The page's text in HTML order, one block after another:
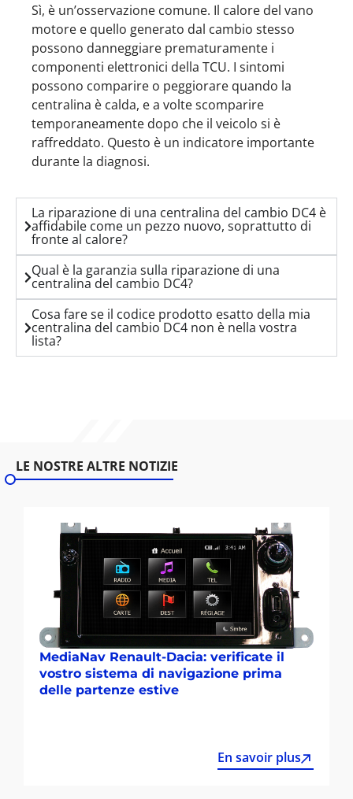
Sì, è un’osservazione comune. Il calore del vano
motore e quello generato dal cambio stesso
possono danneggiare prematuramente i
componenti elettronici della TCU. I sintomi
possono comparire o peggiorare quando la
centralina è calda, e a volte scomparire
temporaneamente dopo che il veicolo si è
raffreddato. Questo è un indicatore importante
durante la diagnosi.
La riparazione di una centralina del cambio DC4 è
affidabile come un pezzo nuovo, soprattutto di
fronte al calore?
Qual è la garanzia sulla riparazione di una
centralina del cambio DC4?
Cosa fare se il codice prodotto esatto della mia
centralina del cambio DC4 non è nella vostra
lista?
LE NOSTRE ALTRE NOTIZIE
MediaNav Renault-Dacia: verificate il
vostro sistema di navigazione prima
delle partenze estive
En savoir plus